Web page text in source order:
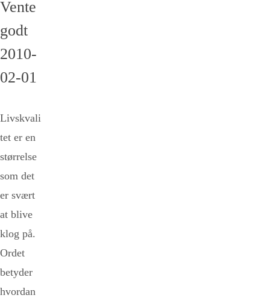
Vente
godt
2010-
02-01
Livskvali
tet er en
størrelse
som det
er svært
at blive
klog på.
Ordet
betyder
hvordan